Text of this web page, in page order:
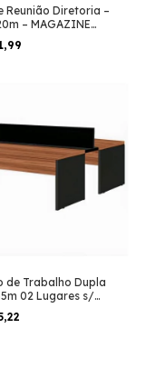
Reunião Diretoria –
– MAGAZINE
NOGAL SEVILHA /
22015
de Trabalho Dupla
02 Lugares s/
c/ ponto de tomada
Silva – Nogal